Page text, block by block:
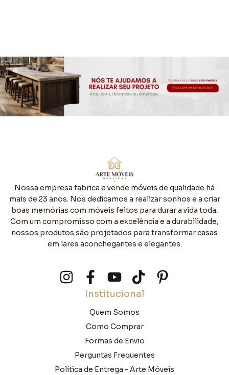
Nossa empresa fabrica e vende móveis de qualidade há
mais de 23 anos. Nos dedicamos a realizar sonhos e a criar
boas memórias com móveis feitos para durar a vida toda.
Com um compromisso com a excelência e a durabilidade,
nossos produtos são projetados para transformar casas
em lares aconchegantes e elegantes.
Institucional
Quem Somos
Como Comprar
Formas de Envio
Perguntas Frequentes
Política de Entrega - Arte Móveis